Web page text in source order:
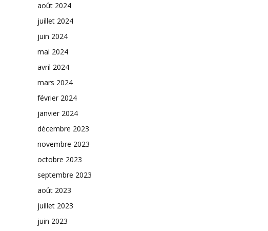
août 2024
juillet 2024
juin 2024
mai 2024
avril 2024
mars 2024
février 2024
janvier 2024
décembre 2023
novembre 2023
octobre 2023
septembre 2023
août 2023
juillet 2023
juin 2023